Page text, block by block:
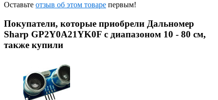
Оставьте отзыв об этом товаре первым!
Покупатели, которые приобрели Дальномер
Sharp GP2Y0A21YK0F с диапазоном 10 - 80 см,
также купили